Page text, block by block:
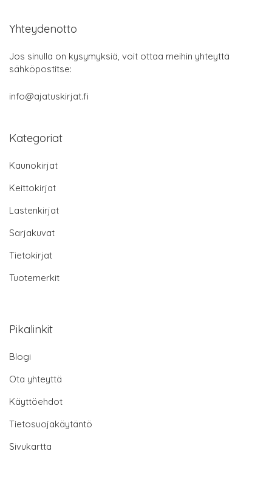
Yhteydenotto
Jos sinulla on kysymyksiä, voit ottaa meihin yhteyttä
sähköpostitse:
info@ajatuskirjat.fi
Kategoriat
Kaunokirjat
Keittokirjat
Lastenkirjat
Sarjakuvat
Tietokirjat
Tuotemerkit
Pikalinkit
Blogi
Ota yhteyttä
Käyttöehdot
Tietosuojakäytäntö
Sivukartta